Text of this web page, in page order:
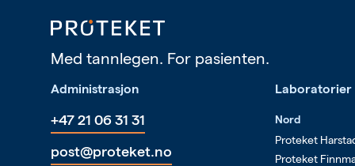
Med tannlegen. For pasienten.
Administrasjon
+47 21 06 31 31
post@proteket.no
Laboratorier
Nord
Proteket
Proteket